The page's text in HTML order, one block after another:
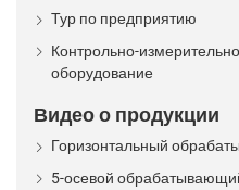
Тур по предприятию
Контрольно-
оборудование
Видео о продукции
Горизонтальный
5-осевой